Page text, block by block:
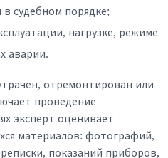
в судебном порядке;
нагрузке, режиме
аварии.
отремонтирован или
проведение
эксперт оценивает
материалов: фотографий,
показаний приборов,